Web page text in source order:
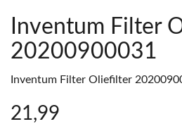
Inventum Filter
20200900031
Inventum Filter Oliefilter
21 ,99